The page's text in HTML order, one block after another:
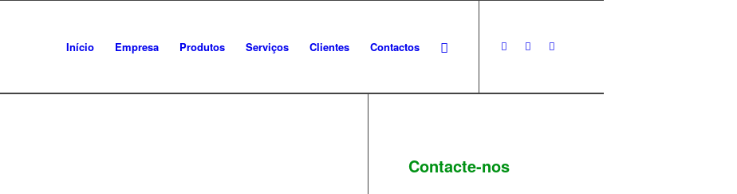
Início Empresa Produtos Serviços Clientes Contactos
Contacte-nos